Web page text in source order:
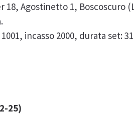
18, Agostinetto 1, Boscoscuro
incasso 2000, durata set:
25)